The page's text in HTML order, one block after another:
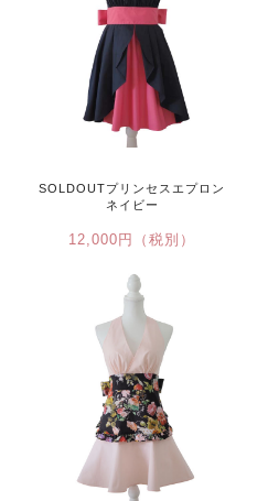
SOLDOUTプリンセスエプロン
ネイビー
12,000円（税別）